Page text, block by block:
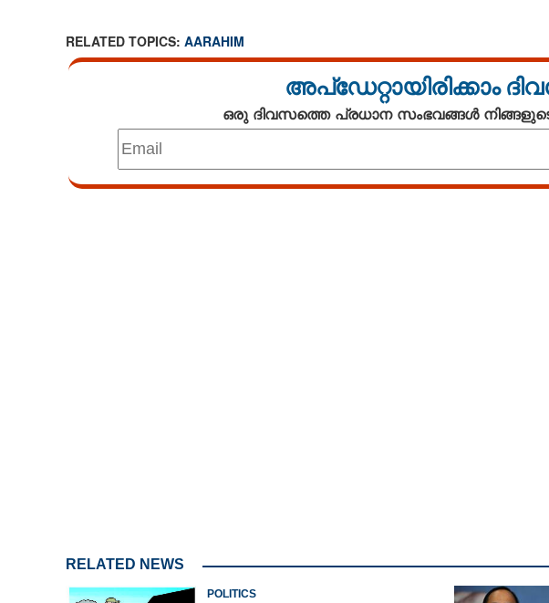
RELATED TOPICS: AARAHIM
അപ്ഡേറ്റായിരിക്കാം
ഒരു ദിവസത്തെ പ്രധാന സംഭവങ്ങൾ
RELATED NEWS
POLITICS